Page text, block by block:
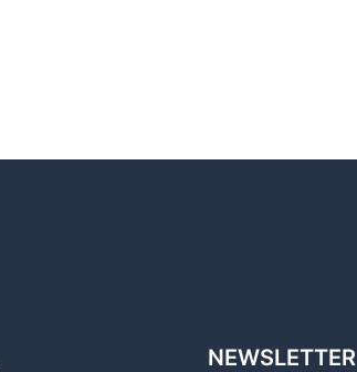
NEWSLETTER